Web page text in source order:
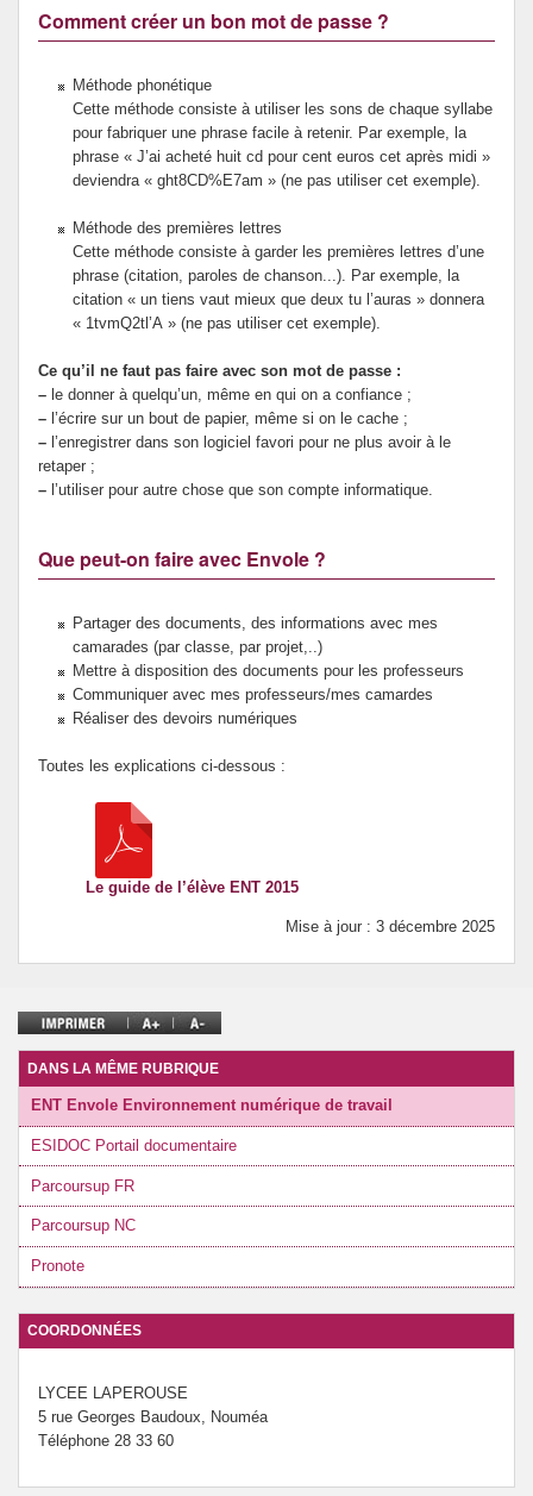
Comment créer un bon mot de passe ?
Méthode phonétique
Cette méthode consiste à utiliser les sons de chaque syllabe
pour fabriquer une phrase facile à retenir. Par exemple, la
phrase « J’ai acheté huit cd pour cent euros cet après midi »
deviendra « ght8CD%E7am » (ne pas utiliser cet exemple).
Méthode des premières lettres
Cette méthode consiste à garder les premières lettres d’une
phrase (citation, paroles de chanson...). Par exemple, la
citation « un tiens vaut mieux que deux tu l’auras » donnera
« 1tvmQ2tl’A » (ne pas utiliser cet exemple).
Ce qu’il ne faut pas faire avec son mot de passe :
– le donner à quelqu’un, même en qui on a confiance ;
– l’écrire sur un bout de papier, même si on le cache ;
– l’enregistrer dans son logiciel favori pour ne plus avoir à le
retaper ;
– l’utiliser pour autre chose que son compte informatique.
Que peut-on faire avec Envole ?
Partager des documents, des informations avec mes
camarades (par classe, par projet,..)
Mettre à disposition des documents pour les professeurs
Communiquer avec mes professeurs/mes camardes
Réaliser des devoirs numériques
Toutes les explications ci-dessous :
Le guide de l’élève ENT 2015
Mise à jour : 3 décembre 2025
DANS LA MÊME RUBRIQUE
ENT Envole Environnement numérique de travail
ESIDOC Portail documentaire
Parcoursup FR
Parcoursup NC
Pronote
COORDONNÉES
LYCEE LAPEROUSE
5 rue Georges Baudoux, Nouméa
Téléphone 28 33 60